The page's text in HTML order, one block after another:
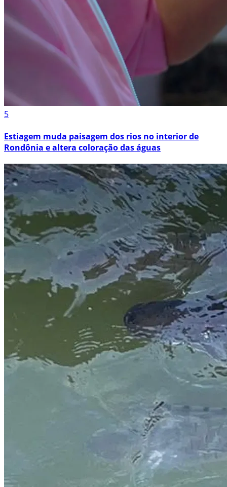
5
Estiagem muda paisagem dos rios no interior de
Rondônia e altera coloração das águas